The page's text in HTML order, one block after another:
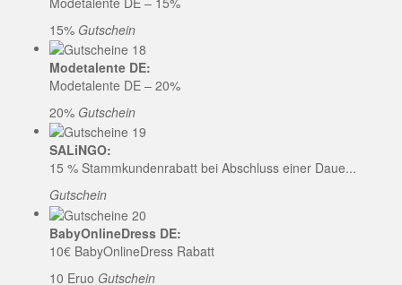
15% Gutschein
Modetalente DE:
Modetalente DE – 20%
20% Gutschein
SALiNGO:
15 % Stammkundenrabatt bei Abschluss einer Daue...
Gutschein
BabyOnlineDress DE:
10€ BabyOnlineDress Rabatt
10 Eruo Gutschein